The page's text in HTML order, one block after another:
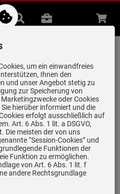
Suche
B2B Beratung
78 Black Matt -
114.0657.828 |
um ein einwandfreies
Ihnen den
und unser Angebot stetig zu
zur Speicherung von
oder Cookies
hierüber informiert und die
erfolgt ausschließlich auf
Art. 6 Abs. 1 lit. a DSGVO,
Die meisten der von uns
“Session-Cookies” und
Funktionen der
Funktion zu ermöglichen.
von Art. 6 Abs. 1 lit. f
andere Rechtsgrundlage